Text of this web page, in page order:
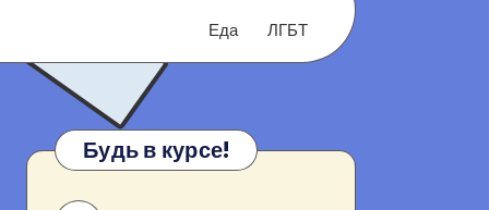
Еда
ЛГБТ
Будь в курсе!